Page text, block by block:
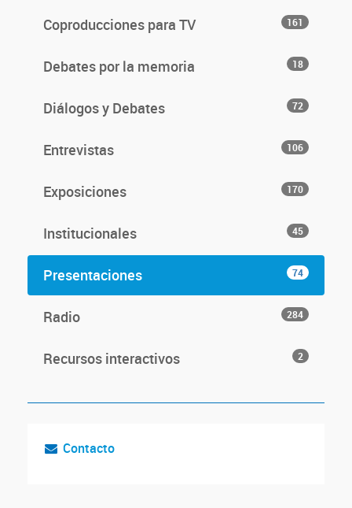
Coproducciones para TV 161
Debates por la memoria 18
Diálogos y Debates 72
Entrevistas 106
Exposiciones 170
Institucionales 45
Presentaciones 74
Radio 284
Recursos interactivos 2
Contacto